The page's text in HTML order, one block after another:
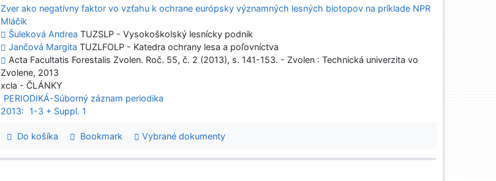
Zver ako negatívny faktor vo vzťahu k ochrane európsky významných lesných biotopov na príklade NPR
Mláčik
Šuleková Andrea TUZSLP - Vysokoškolský lesnícky podnik
Jančová Margita TUZLFOLP - Katedra ochrany lesa a poľovníctva
Acta Facultatis Forestalis Zvolen. Roč. 55, č. 2 (2013), s. 141-153. - Zvolen : Technická univerzita vo
Zvolene, 2013
xcla - ČLÁNKY
PERIODIKÁ-Súborný záznam periodika
2013:
1-3 + Suppl. 1
Do košíka Bookmark Vybrané dokumenty